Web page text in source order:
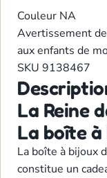
Couleur NA
Avertissement
aux enfants de
SKU 9138467
La Reine
La boîte
La boîte à bijoux
constitue un